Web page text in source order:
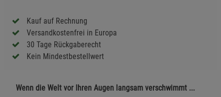
Kauf auf Rechnung
Versandkostenfrei in Europa
30 Tage Rückgaberecht
Kein Mindestbestellwert
Wenn die Welt vor Ihren Augen langsam verschwimmt ...